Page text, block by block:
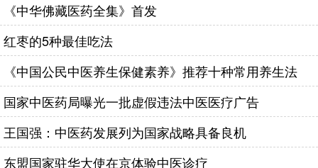
《中华佛藏医药全集》首发
红枣的5种最佳吃法
《中国公民中医养生保健素养》推荐十种常用养生法
国家中医药局曝光一批虚假违法中医医疗广告
王国强：中医药发展列为国家战略具备良机
东盟国家驻华大使在京体验中医诊疗